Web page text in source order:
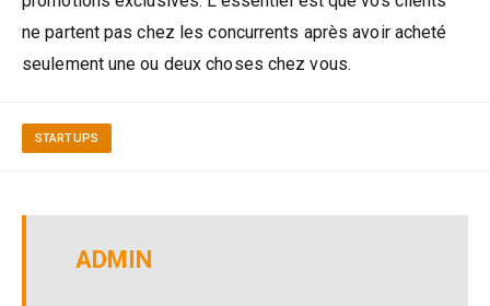
ne partent pas chez les concurrents après avoir acheté
seulement une ou deux choses chez vous.
STARTUPS
ADMIN